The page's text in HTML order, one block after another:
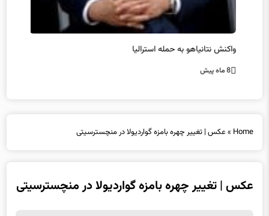
واکنش نتانیاهو به حمله استرالیا
8 ماه پیش
Home
»عکس | تغییر چهره بامزه گواردیولا در منچسترسیتی
عکس | تغییر چهره بامزه گواردیولا در منچسترسیتی